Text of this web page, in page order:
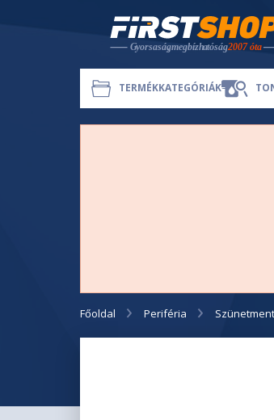
TERMÉKKATEGÓRIÁK
Főoldal Periféria